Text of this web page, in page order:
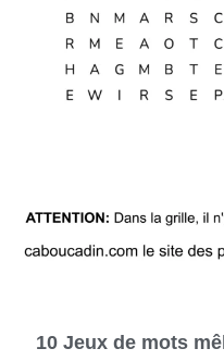
10 Jeux de mots